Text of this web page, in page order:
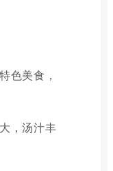
色美食，
，汤汁丰